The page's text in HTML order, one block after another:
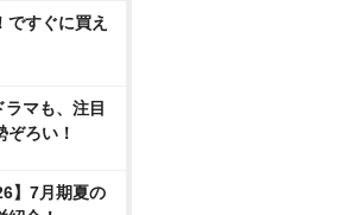
ですぐに買え
マも、注目
ぞろい！
】7月期夏の